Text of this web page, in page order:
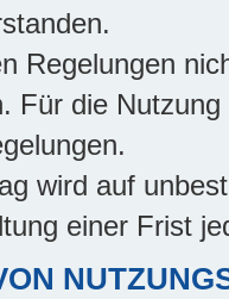
Regelungen
Für die
wird auf
einer Frist